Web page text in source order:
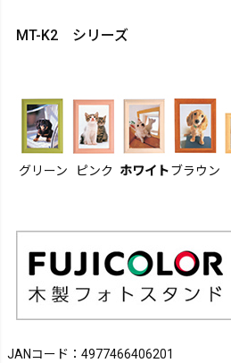
MT-K2 シリーズ
グリーン ピンク ホワイトブラウン
JANコード：4977466406201